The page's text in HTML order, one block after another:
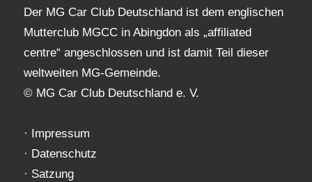
Der MG Car Club Deutschland ist dem englischen
Mutterclub MGCC in Abingdon als „affiliated
centre“ angeschlossen und ist damit Teil dieser
weltweiten MG-Gemeinde.
© MG Car Club Deutschland e. V.
·
Impressum
· Datenschutz
· Satzung